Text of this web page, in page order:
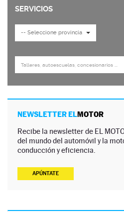
NEWSLETTER ELMOTOR
Recibe la newsletter de EL
del mundo del automóvil y la
conducción y eficiencia.
APÚNTATE